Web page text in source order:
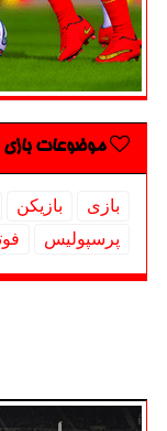
موضوعات بازی
بازی بازیكن
پرسپولیس